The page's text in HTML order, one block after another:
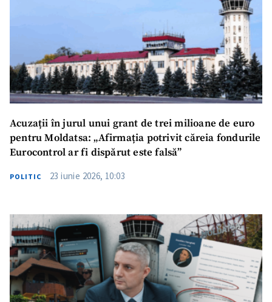
Acuzații în jurul unui grant de trei milioane de euro
pentru Moldatsa: „Afirmația potrivit căreia fondurile
Eurocontrol ar fi dispărut este falsă”
POLITIC 23 iunie 2026, 10:03
ȘTIREA MEA